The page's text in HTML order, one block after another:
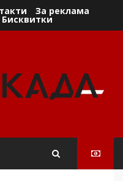
За реклама